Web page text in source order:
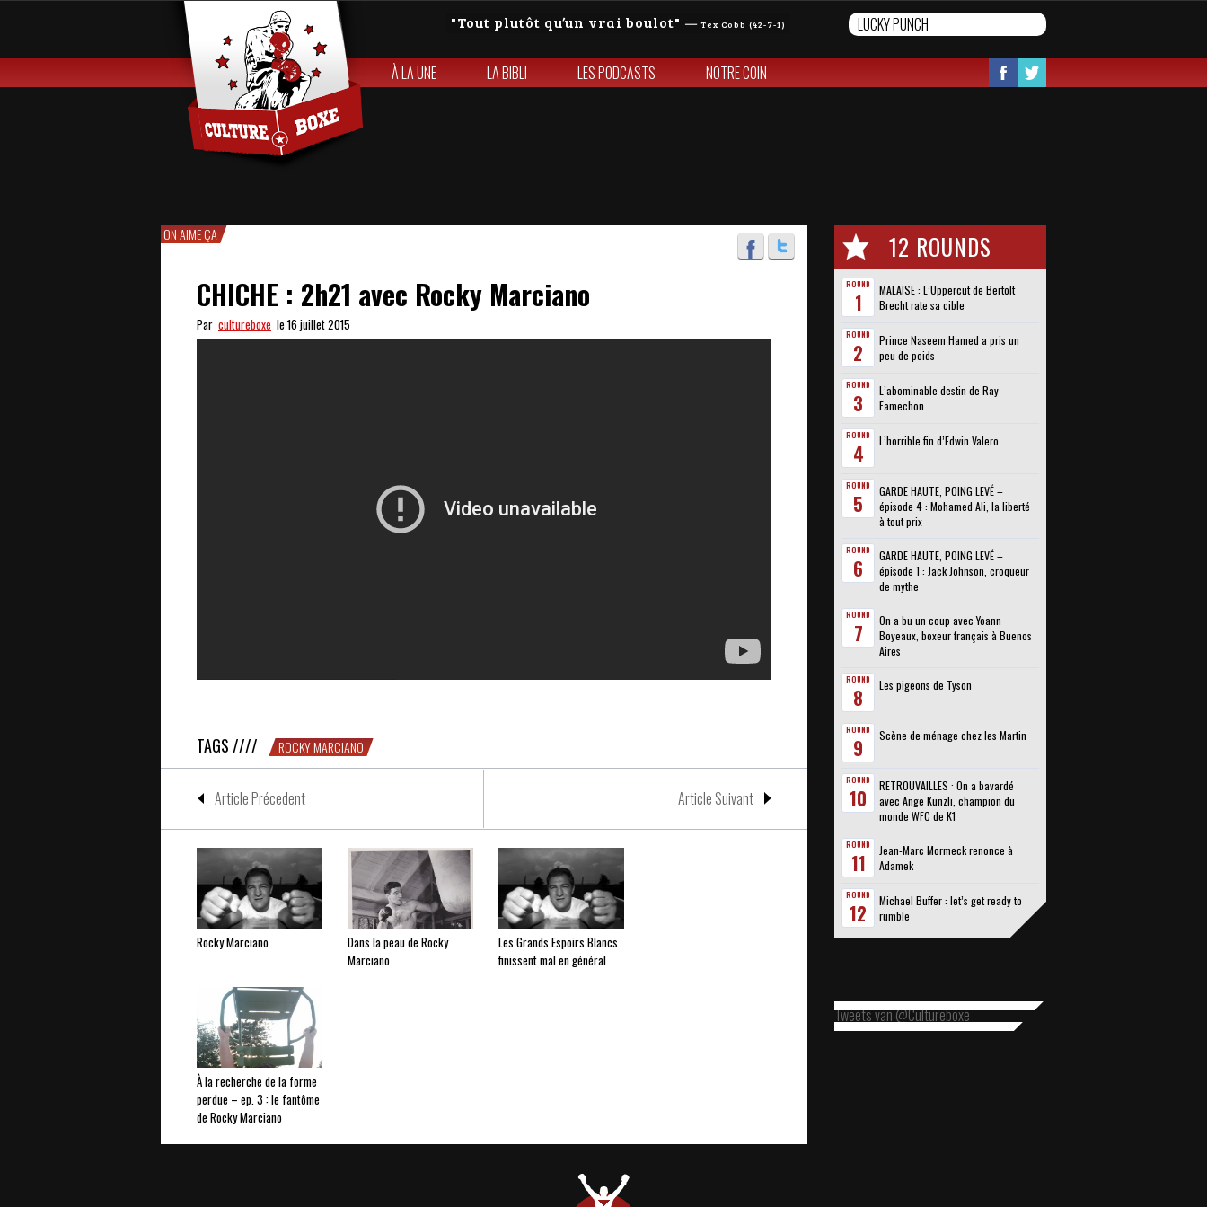
Tout plutôt qu’un vrai boulot — Tex Cobb (42-7-1)
À LA UNE LA BIBLI LES PODCASTS NOTRE COIN
12 ROUNDS
ROUND
1
MALAISE : L’Uppercut de Bertolt
Brecht rate sa cible
ROUND
2
Prince Naseem Hamed a pris un
peu de poids
ROUND
3
L’abominable destin de Ray
Famechon
ROUND
4 L’horrible fin d’Edwin Valero
ROUND
5
GARDE HAUTE, POING LEVÉ –
épisode 4 : Mohamed Ali, la liberté
à tout prix
ROUND
6
GARDE HAUTE, POING LEVÉ –
épisode 1 : Jack Johnson, croqueur
de mythe
ROUND
7
On a bu un coup avec Yoann
Boyeaux, boxeur français à Buenos
Aires
ROUND
8 Les pigeons de Tyson
ROUND
9 Scène de ménage chez les Martin
ROUND
10
RETROUVAILLES : On a bavardé
avec Ange Künzli, champion du
monde WFC de K1
ROUND
11
Jean-Marc Mormeck renonce à
Adamek
ROUND
12
Michael Buffer : let’s get ready to
rumble
Tweets van @Cultureboxe
ON AIME ÇA
CHICHE : 2h21 avec Rocky Marciano
Par cultureboxe le 16 juillet 2015
TAGS //// ROCKY MARCIANO
Article Précedent Article Suivant
Rocky Marciano
Dans la peau de Rocky
Marciano
Les Grands Espoirs Blancs
finissent mal en général
À la recherche de la forme
perdue – ep. 3 : le fantôme
de Rocky Marciano